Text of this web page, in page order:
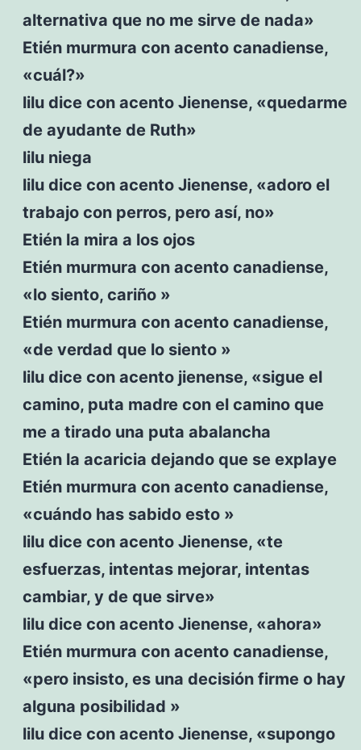
alternativa que no me sirve de nada»
Etién murmura con acento canadiense,
«cuál?»
lilu dice con acento Jienense, «quedarme
de ayudante de Ruth»
lilu niega
lilu dice con acento Jienense, «adoro el
trabajo con perros, pero así, no»
Etién la mira a los ojos
Etién murmura con acento canadiense,
«lo siento, cariño »
Etién murmura con acento canadiense,
«de verdad que lo siento »
lilu dice con acento jienense, «sigue el
camino, puta madre con el camino que
me a tirado una puta abalancha
Etién la acaricia dejando que se explaye
Etién murmura con acento canadiense,
«cuándo has sabido esto »
lilu dice con acento Jienense, «te
esfuerzas, intentas mejorar, intentas
cambiar, y de que sirve»
lilu dice con acento Jienense, «ahora»
Etién murmura con acento canadiense,
«pero insisto, es una decisión firme o hay
alguna posibilidad »
lilu dice con acento Jienense, «supongo